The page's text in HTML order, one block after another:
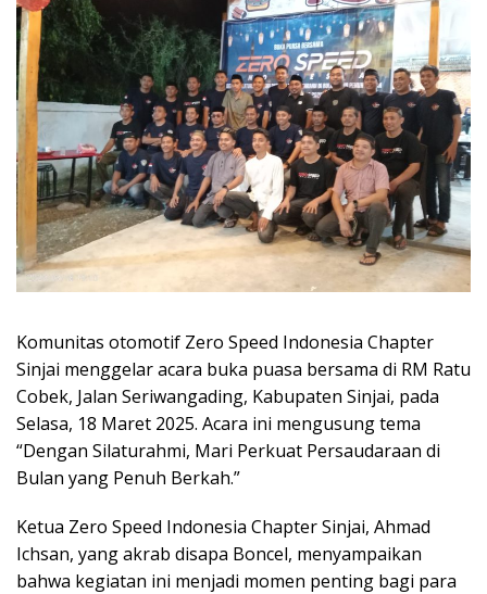
Komunitas otomotif Zero Speed Indonesia Chapter
Sinjai menggelar acara buka puasa bersama di RM Ratu
Cobek, Jalan Seriwangading, Kabupaten Sinjai, pada
Selasa, 18 Maret 2025. Acara ini mengusung tema
“Dengan Silaturahmi, Mari Perkuat Persaudaraan di
Bulan yang Penuh Berkah.”
Ketua Zero Speed Indonesia Chapter Sinjai, Ahmad
Ichsan, yang akrab disapa Boncel, menyampaikan
bahwa kegiatan ini menjadi momen penting bagi para